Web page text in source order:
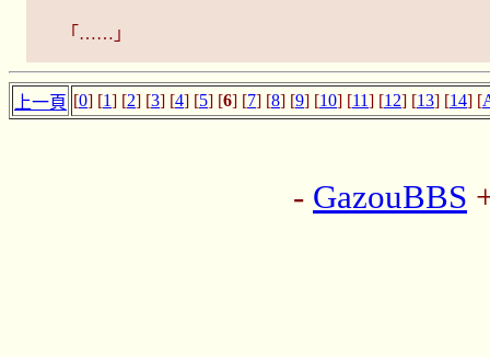
「……」
上一頁 [0] [1] [2] [3] [4] [5] [6] [7] [8] [9] [10] [11] [12] [13] [14] [
- GazouBBS